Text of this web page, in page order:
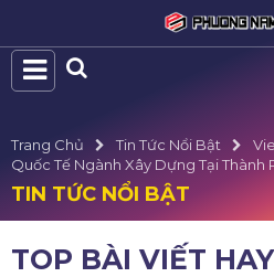
Trang Chủ Tin Tức Nổi Bật
Quốc Tế Ngành Xây Dựng Tại Thành
TIN TỨC NỔI BẬT
TOP BÀI VIẾT HAY